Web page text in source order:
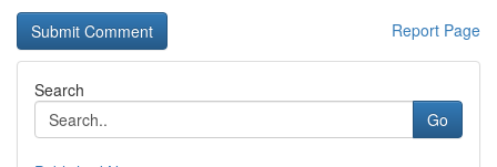
Report Page
Search
Go